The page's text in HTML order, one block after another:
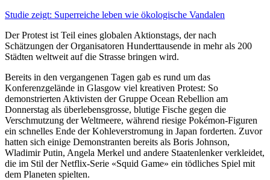
Studie zeigt: Superreiche leben wie ökologische Vandalen
Der Protest ist Teil eines globalen Aktionstags, der nach
Schätzungen der Organisatoren Hunderttausende in mehr als 200
Städten weltweit auf die Strasse bringen wird.
Bereits in den vergangenen Tagen gab es rund um das
Konferenzgelände in Glasgow viel kreativen Protest: So
demonstrierten Aktivisten der Gruppe Ocean Rebellion am
Donnerstag als überlebensgrosse, blutige Fische gegen die
Verschmutzung der Weltmeere, während riesige Pokémon-Figuren
ein schnelles Ende der Kohleverstromung in Japan forderten. Zuvor
hatten sich einige Demonstranten bereits als Boris Johnson,
Wladimir Putin, Angela Merkel und andere Staatenlenker verkleidet,
die im Stil der Netflix-Serie «Squid Game» ein tödliches Spiel mit
dem Planeten spielten.